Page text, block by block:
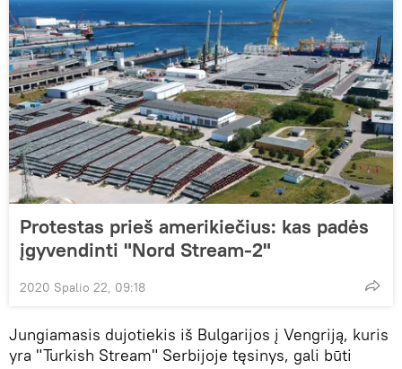
Protestas prieš amerikiečius: kas padės
įgyvendinti "Nord Stream-2"
2020 Spalio 22, 09:18
Jungiamasis dujotiekis iš Bulgarijos į Vengriją, kuris
yra "Turkish Stream" Serbijoje tęsinys, gali būti